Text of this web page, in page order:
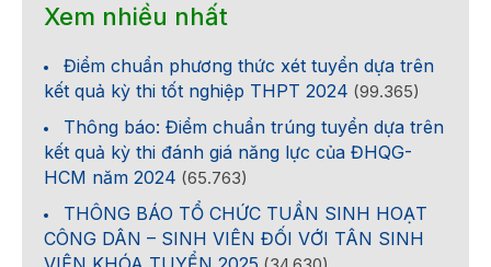
Xem nhiều nhất
Điểm chuẩn phương thức xét tuyển dựa trên
kết quả kỳ thi tốt nghiệp THPT 2024 (99.365)
Thông báo: Điểm chuẩn trúng tuyển dựa trên
kết quả kỳ thi đánh giá năng lực của ĐHQG-
HCM năm 2024 (65.763)
THÔNG BÁO TỔ CHỨC TUẦN SINH HOẠT
CÔNG DÂN – SINH VIÊN ĐỐI VỚI TÂN SINH